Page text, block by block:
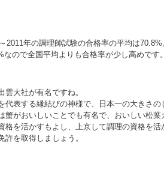
2011年の調理師試験の合格率の平均は70.8%
なので全国平均よりも合格率が少し高めです。
雲大社が有名ですね。
代表する縁結びの神様で、日本一の大きさの
蟹がおいしいことでも有名で、おいしい松葉
格を活かすもよし、上京して調理の資格を活
許を取得しましょう。